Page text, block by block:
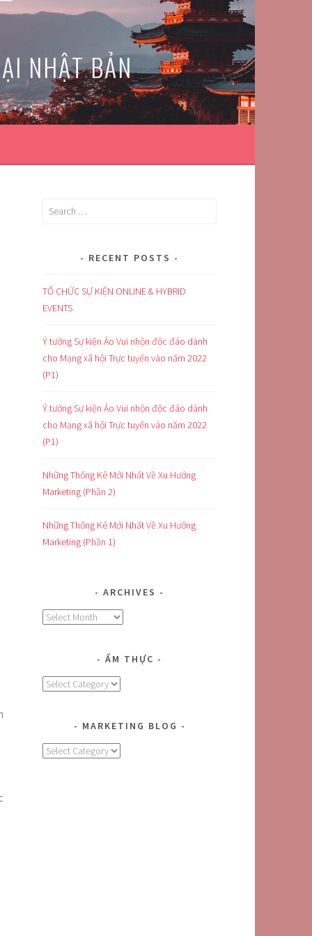
NHẬT BẢN
Search
RECENT POSTS
TỔ CHỨC SỰ KIỆN ONLINE & HYBRID
EVENTS
Ý tưởng Sự kiện Ảo Vui nhộn độc đáo dành
cho Mạng xã hội Trực tuyến vào năm 2022
(P1)
Ý tưởng Sự kiện Ảo Vui nhộn độc đáo dành
cho Mạng xã hội Trực tuyến vào năm 2022
(P1)
Những Thống Kê Mới Nhất Về Xu Hướng
Marketing (Phần 2)
Những Thống Kê Mới Nhất Về Xu Hướng
Marketing (Phần 1)
ARCHIVES
Archives
ẨM THỰC
Ẩm
MARKETING BLOG
MARKETING